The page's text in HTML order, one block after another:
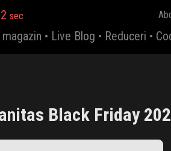
sec
• Live Blog • Reduceri •
Black Friday